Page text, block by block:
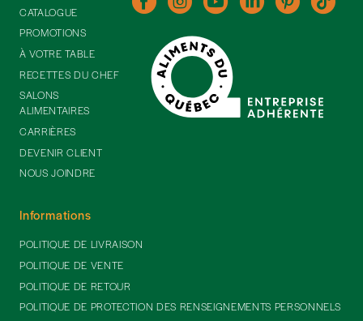
CATALOGUE
PROMOTIONS
À VOTRE TABLE
RECETTES DU CHEF
SALONS
ALIMENTAIRES
CARRIÈRES
DEVENIR CLIENT
NOUS JOINDRE
Informations
POLITIQUE DE LIVRAISON
POLITIQUE DE VENTE
POLITIQUE DE RETOUR
POLITIQUE DE PROTECTION DES RENSEIGNEMENTS PERSONNELS